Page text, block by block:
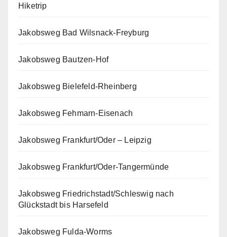
Hiketrip
Jakobsweg Bad Wilsnack-Freyburg
Jakobsweg Bautzen-Hof
Jakobsweg Bielefeld-Rheinberg
Jakobsweg Fehmarn-Eisenach
Jakobsweg Frankfurt/Oder – Leipzig
Jakobsweg Frankfurt/Oder-Tangermünde
Jakobsweg Friedrichstadt/Schleswig nach
Glückstadt bis Harsefeld
Jakobsweg Fulda-Worms